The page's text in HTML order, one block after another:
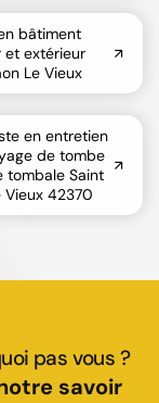
bâtiment
et extérieur
Le Vieux
en entretien
de tombe
tombale Saint
Vieux 42370
pas vous ?
savoir